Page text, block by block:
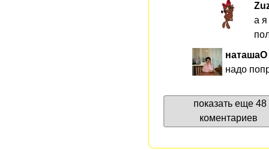
а я
наташаО
надо
показать еще 48
коментариев